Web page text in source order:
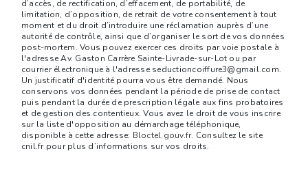
d’accès, de rectification, d’effacement, de portabilité, de
limitation, d’opposition, de retrait de votre consentement à tout
moment et du droit d’introduire une réclamation auprès d’une
autorité de contrôle, ainsi que d’organiser le sort de vos données
post-mortem. Vous pouvez exercer ces droits par voie postale à
l'adresse Av. Gaston Carrère Sainte-Livrade-sur-Lot ou par
courrier électronique à l'adresse seductioncoiffure3@gmail.com.
Un justificatif d'identité pourra vous être demandé. Nous
conservons vos données pendant la période de prise de contact
puis pendant la durée de prescription légale aux fins probatoires
et de gestion des contentieux. Vous avez le droit de vous inscrire
sur la liste d'opposition au démarchage téléphonique,
disponible à cette adresse: Bloctel.gouv.fr. Consultez le site
cnil.fr pour plus d’informations sur vos droits.